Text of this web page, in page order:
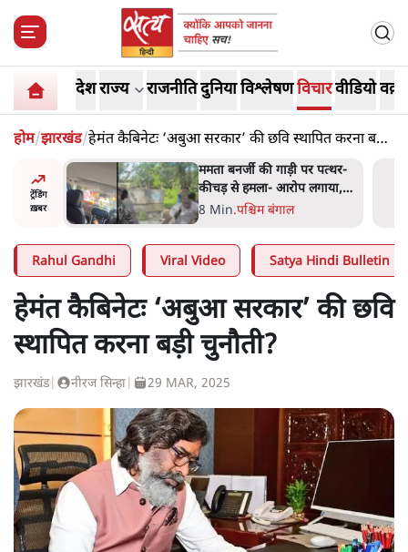
देशराज्य राजनीतिदुनियाविश्लेषणविचारवीडियो
होम/झारखंड/हेमंत कैबिनेटः ‘अबुआ सरकार’ की छवि स्थापित करना बड़ी
चुनौती?
ट्रेंडिंग
ख़बर
भारत में मेटा की 'अवैध सेंसरशिप'
बढ़ी, एक्टिविस्ट टेलीग्राम की तरफ
मुड़े
11 Min.देश
Rahul Gandhi Viral Video Satya Hindi Bulletin
हेमंत कैबिनेटः ‘अबुआ सरकार’ की छवि
स्थापित करना बड़ी चुनौती?
झारखंड| नीरज सिन्हा 29 MAR, 2025